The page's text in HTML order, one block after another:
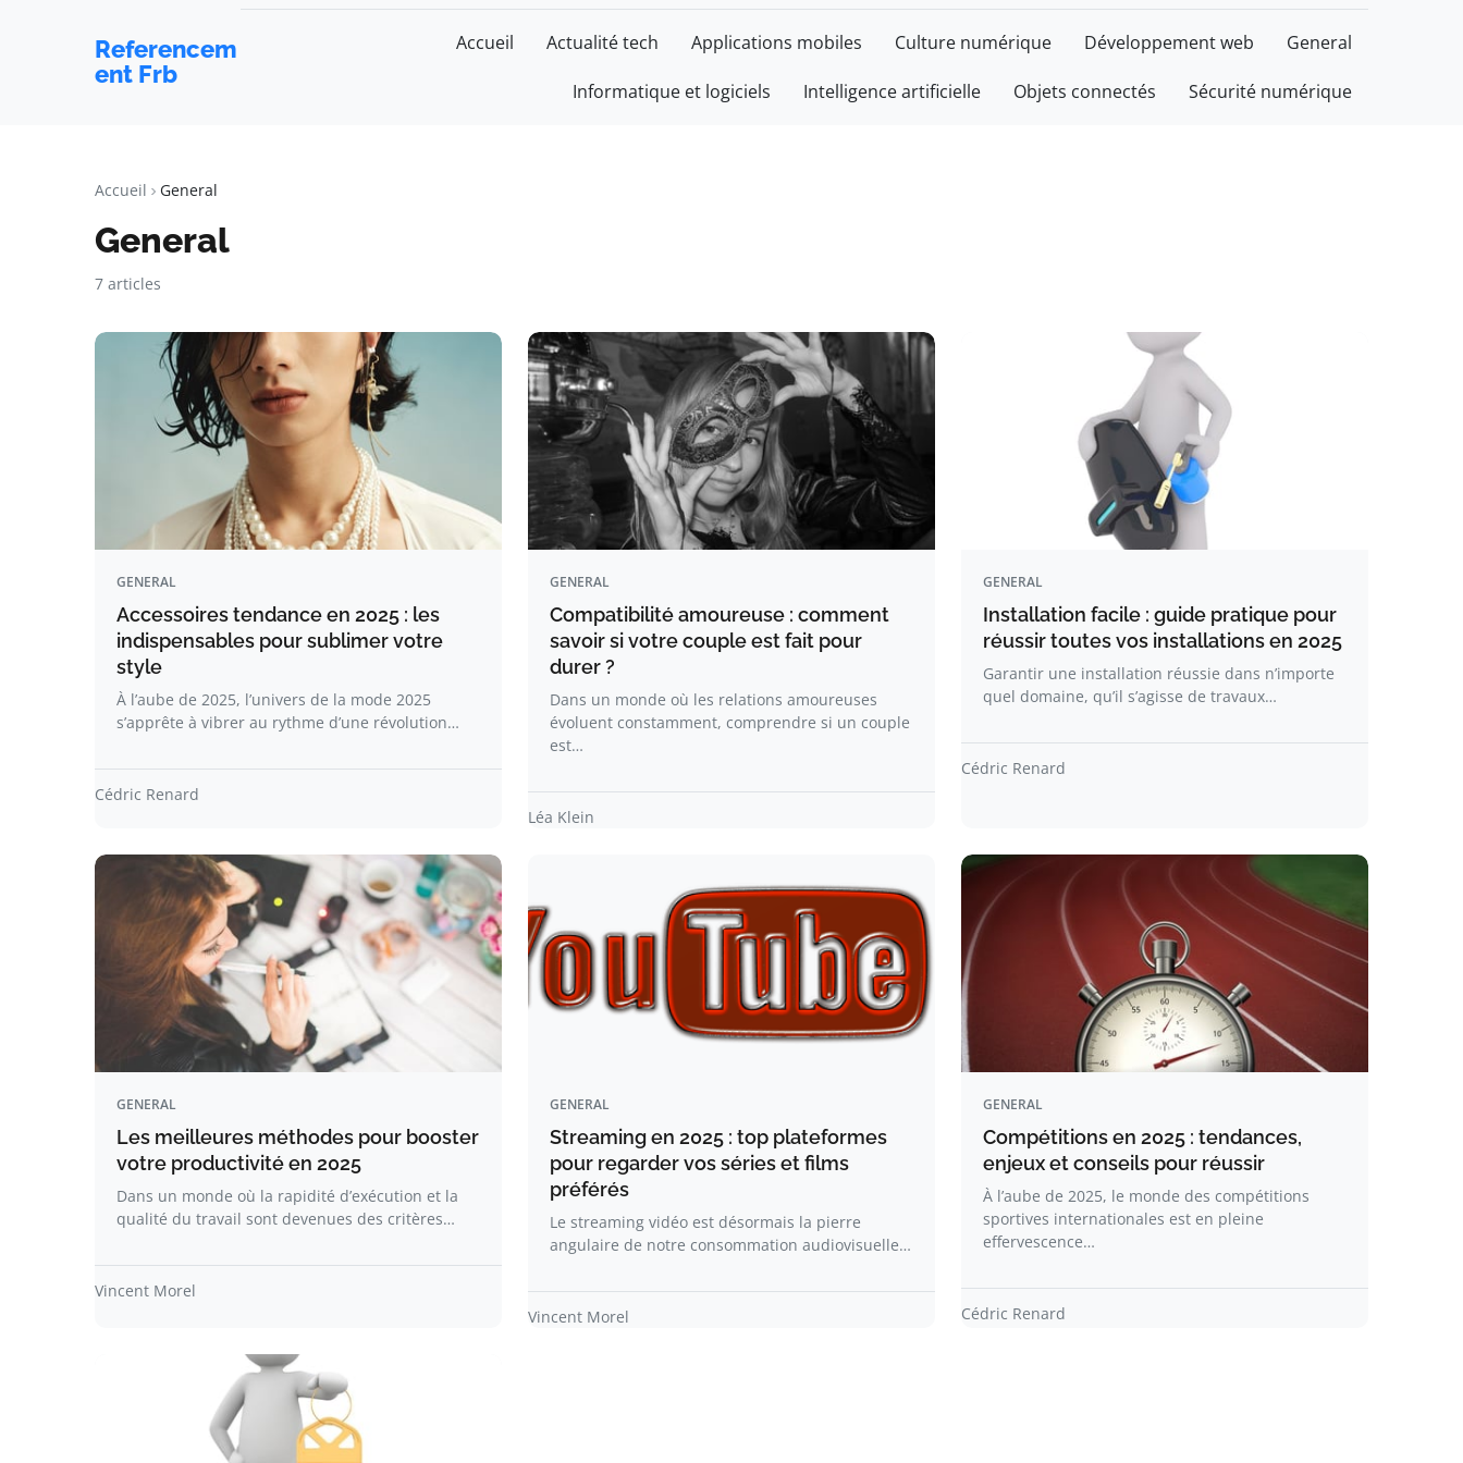
Referencem
ent Frb
Accueil Actualité tech Applications mobiles Culture numérique Développement web General
Informatique et logiciels Intelligence artificielle Objets connectés Sécurité numérique
Accueil General
General
7 articles
GENERAL
Accessoires tendance en 2025 : les
indispensables pour sublimer votre
style
À l’aube de 2025, l’univers de la mode 2025
s’apprête à vibrer au rythme d’une révolution…
Cédric Renard
GENERAL
Compatibilité amoureuse : comment
savoir si votre couple est fait pour
durer ?
Dans un monde où les relations amoureuses
évoluent constamment, comprendre si un couple
est…
Léa Klein
GENERAL
Installation facile : guide pratique pour
réussir toutes vos installations en 2025
Garantir une installation réussie dans n’importe
quel domaine, qu’il s’agisse de travaux…
Cédric Renard
GENERAL
Les meilleures méthodes pour booster
votre productivité en 2025
Dans un monde où la rapidité d’exécution et la
qualité du travail sont devenues des critères…
Vincent Morel
GENERAL
Streaming en 2025 : top plateformes
pour regarder vos séries et films
préférés
Le streaming vidéo est désormais la pierre
angulaire de notre consommation audiovisuelle…
Vincent Morel
GENERAL
Compétitions en 2025 : tendances,
enjeux et conseils pour réussir
À l’aube de 2025, le monde des compétitions
sportives internationales est en pleine
effervescence…
Cédric Renard